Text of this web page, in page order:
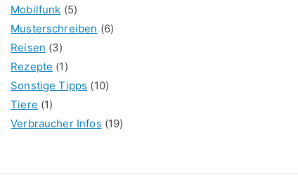
Mobilfunk (5)
Musterschreiben (6)
Reisen (3)
Rezepte (1)
Sonstige Tipps (10)
Tiere (1)
Verbraucher Infos (19)